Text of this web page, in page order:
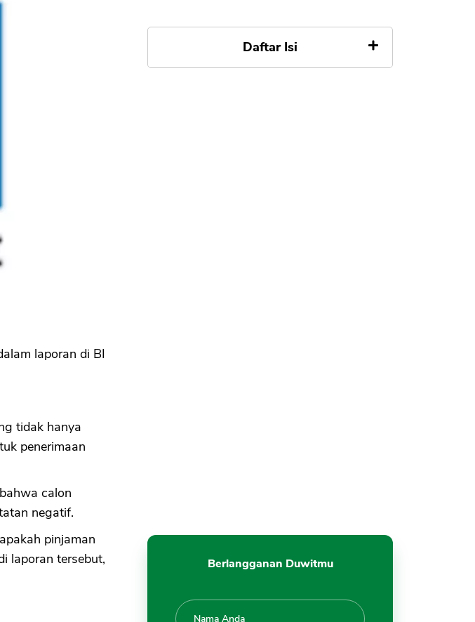
laporan di BI
tidak hanya
penerimaan
calon
negatif.
pinjaman
laporan tersebut,
Daftar Isi
Berlangganan Duwitmu